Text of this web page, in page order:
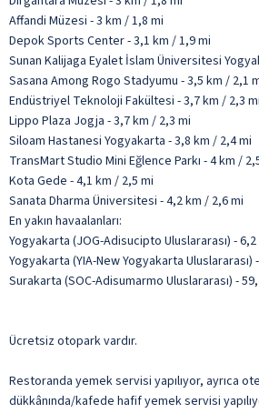
Affandi Müzesi - 3 km / 1,8 mi
Depok Sports Center - 3,1 km / 1,9 mi
Sunan Kalijaga Eyalet İslam Üniversitesi
Sasana Among Rogo Stadyumu - 3,5 km / 2,1
Endüstriyel Teknoloji Fakültesi - 3,7 km / 2,3 mi
Lippo Plaza Jogja - 3,7 km / 2,3 mi
Siloam Hastanesi Yogyakarta - 3,8 km / 2,4 mi
TransMart Studio Mini Eğlence Parkı - 4 km /
Kota Gede - 4,1 km / 2,5 mi
Sanata Dharma Üniversitesi - 4,2 km / 2,6 mi
En yakın havaalanları:
Yogyakarta (JOG-Adisucipto Uluslararası) -
Yogyakarta (YIA-New Yogyakarta Uluslararası)
Surakarta (SOC-Adisumarmo Uluslararası) -
Ücretsiz otopark vardır.
Restoranda yemek servisi yapılıyor, ayrıca
dükkânında/kafede hafif yemek servisi